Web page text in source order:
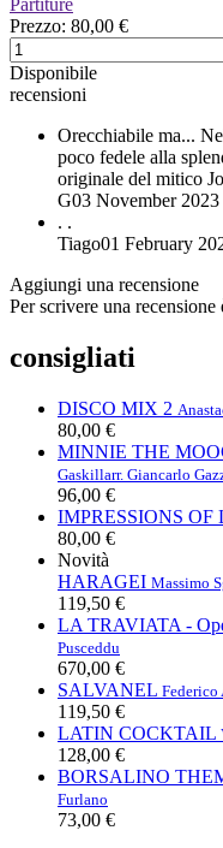
Prezzo: 80,00 €
Disponibile
recensioni
Orecchiabile ma...
poco fedele alla
originale del mitico
G03 November 2023
. .
Tiago01 February
Aggiungi una recensione
Per scrivere una
consigliati
DISCO MIX 2
80,00 €
MINNIE THE
Gaskillarr. Giancarlo
96,00 €
IMPRESSIONS
80,00 €
Novità
HARAGEI Massimo
119,50 €
LA TRAVIATA -
Pusceddu
670,00 €
SALVANEL Federico
119,50 €
LATIN COCKTAIL
128,00 €
BORSALINO
Furlano
73,00 €